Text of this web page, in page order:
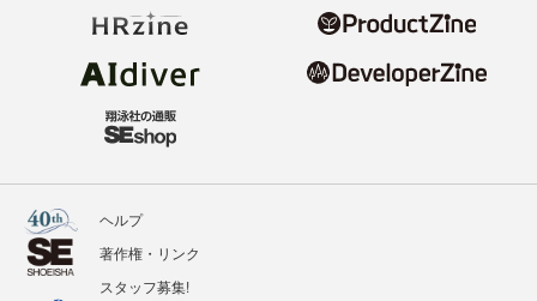
ヘルプ
著作権・リンク
スタッフ募集!